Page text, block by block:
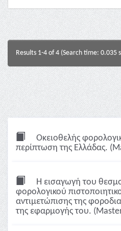
Results 1-4 of 4 (Search time: 0.035
Οκειοθελής
περίπτωση της Ελλάδας.
Η εισαγωγή του
φορολογικού
αντιμετώπισης της
της εφαρμογής του.